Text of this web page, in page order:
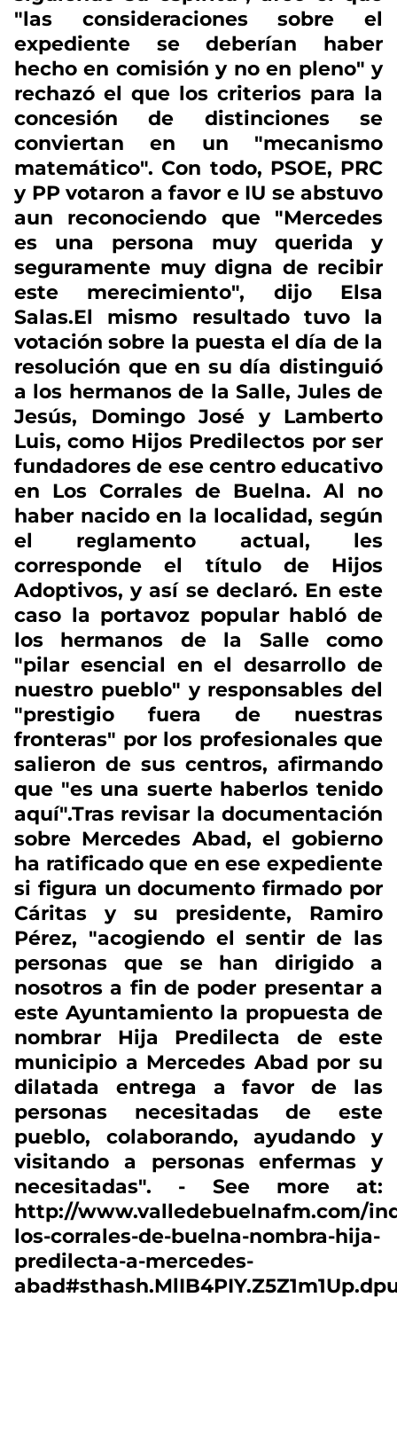
"las consideraciones sobre el
expediente se deberían haber
hecho en comisión y no en pleno" y
rechazó el que los criterios para la
concesión de distinciones se
conviertan en un "mecanismo
matemático". Con todo, PSOE, PRC
y PP votaron a favor e IU se abstuvo
aun reconociendo que "Mercedes
es una persona muy querida y
seguramente muy digna de recibir
este merecimiento", dijo Elsa
Salas.El mismo resultado tuvo la
votación sobre la puesta el día de la
resolución que en su día distinguió
a los hermanos de la Salle, Jules de
Jesús, Domingo José y Lamberto
Luis, como Hijos Predilectos por ser
fundadores de ese centro educativo
en Los Corrales de Buelna. Al no
haber nacido en la localidad, según
el reglamento actual, les
corresponde el título de Hijos
Adoptivos, y así se declaró. En este
caso la portavoz popular habló de
los hermanos de la Salle como
"pilar esencial en el desarrollo de
nuestro pueblo" y responsables del
"prestigio fuera de nuestras
fronteras" por los profesionales que
salieron de sus centros, afirmando
que "es una suerte haberlos tenido
aquí".Tras revisar la documentación
sobre Mercedes Abad, el gobierno
ha ratificado que en ese expediente
si figura un documento firmado por
Cáritas y su presidente, Ramiro
Pérez, "acogiendo el sentir de las
personas que se han dirigido a
nosotros a fin de poder presentar a
este Ayuntamiento la propuesta de
nombrar Hija Predilecta de este
municipio a Mercedes Abad por su
dilatada entrega a favor de las
personas necesitadas de este
pueblo, colaborando, ayudando y
visitando a personas enfermas y
necesitadas". - See more at:
http://www.valledebuelnafm.com/
los-corrales-de-buelna-nombra-hija-
predilecta-a-mercedes-